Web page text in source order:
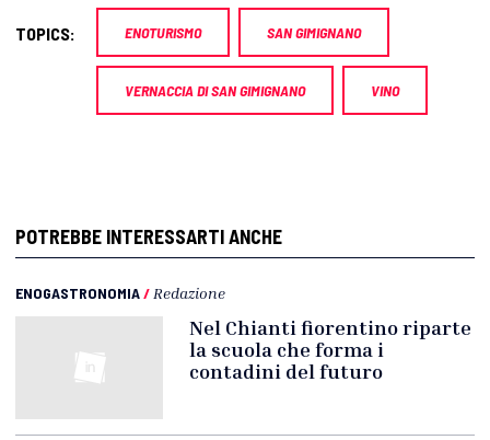
TOPICS: ENOTURISMO SAN GIMIGNANO
VERNACCIA DI SAN GIMIGNANO VINO
POTREBBE INTERESSARTI ANCHE
ENOGASTRONOMIA/ Redazione
Nel Chianti fiorentino riparte
la scuola che forma i
contadini del futuro